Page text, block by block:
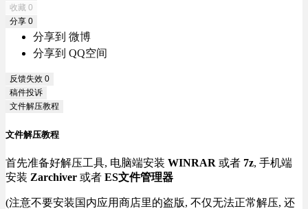
收藏 0
分享 0
分享到 微博
分享到 QQ空间
反馈失效 0
稿件投诉
文件解压教程
文件解压教程
首先准备好解压工具, 电脑端安装 WINRAR 或者 7z, 手机端
安装 Zarchiver 或者 ES文件管理器
(注意不要安装国内应用商店里的盗版, 不仅无法正常解压, 还